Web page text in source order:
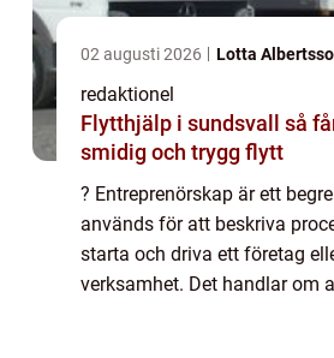
02 augusti 2026 Lotta
redaktionel
Flytthjälp i sundsvall så får du en
smidig och trygg flytt
? Entreprenörskap är ett
används för att beskriva
starta och driva ett företag
verksamhet. Det handlar om